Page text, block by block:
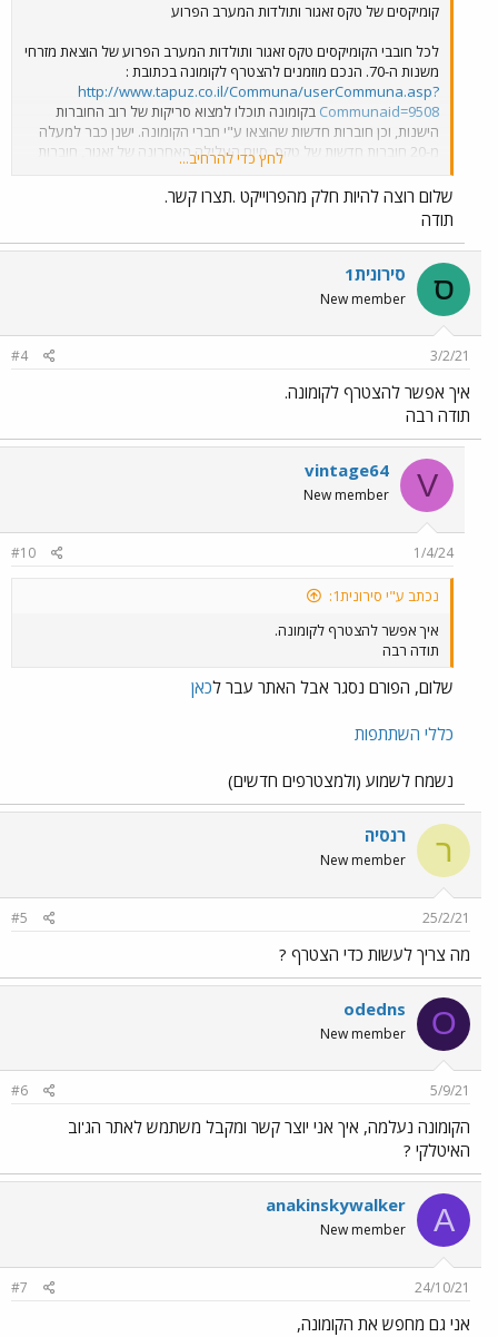
קומיקסים של טקס זאגור ותולדות המערב הפרוע
לכל חובבי הקומיקסים טקס זאגור ותולדות המערב הפרוע של הוצאת מזרחי
משנות ה-70. הנכם מוזמנים להצטרף לקומונה בכתובת :
http://www.tapuz.co.il/Communa/userCommuna.asp?
Communaid=9508 בקומונה תוכלו למצוא סריקות של רוב החוברות
הישנות, וכן חוברות חדשות שהוצאו ע"י חברי הקומונה. ישנן כבר למעלה
מ-20 חוברות חדשות של טקס, סיום העלילה האחרונה של זאגור, חוברות
תולדות המערב הפרוע בצבע, ועוד. אנו מחפשים חובבים נוספים שיעזרו
בהוצאות חוברות נוספות. פרטים באתר. נתראה בקומונה
לחץ כדי להרחיב...
שלום רוצה להיות חלק מהפרוייקט .תצרו קשר.
תודה
ס סירונית1
New member
3/2/21
#4
איך אפשר להצטרף לקומונה.
תודה רבה
V
vintage64
New member
1/4/24
#10
נכתב ע"י סירונית1:
איך אפשר להצטרף לקומונה.
תודה רבה
שלום, הפורם נסגר אבל האתר עבר לכאן
כללי השתתפות
נשמח לשמוע (ולמצטרפים חדשים)
ר רנסיה
New member
25/2/21
#5
מה צריך לעשות כדי הצטרף ?
O
odedns
New member
5/9/21
#6
הקומונה נעלמה, איך אני יוצר קשר ומקבל משתמש לאתר הג'וב
האיטלקי ?
A
anakinskywalker
New member
24/10/21
#7
אני גם מחפש את הקומונה,